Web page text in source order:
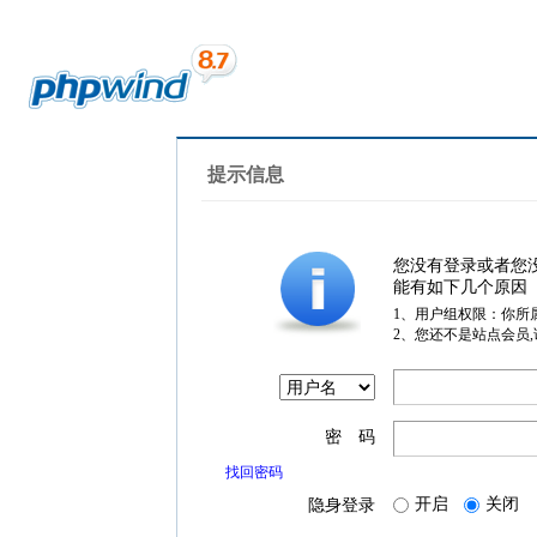
提示信息
您没有登录或者您
能有如下几个原因
1、用户组权限：你所
2、您还不是站点会员
密 码
找回密码
隐身登录 开启 关闭